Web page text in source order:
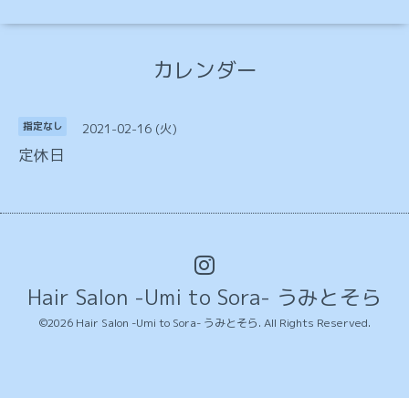
カレンダー
指定なし 2021-02-16 (火)
定休日
Hair Salon -Umi to Sora- うみとそら
©2026 Hair Salon -Umi to Sora- うみとそら. All Rights Reserved.